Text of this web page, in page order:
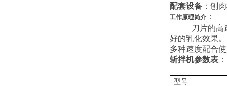
配套设备 ：刨
工作原理简介 ：
刀片的高
好的乳化效果。
多种速度配合
斩拌机参数表 ：
型号